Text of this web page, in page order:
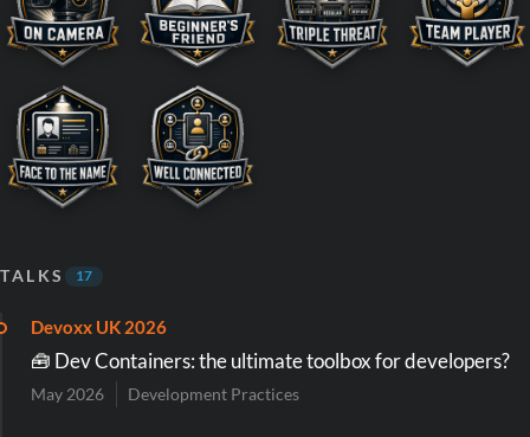
TALKS 17
Devoxx UK 2026
🧰 Dev Containers: the ultimate toolbox for developers?
May 2026 Development Practices